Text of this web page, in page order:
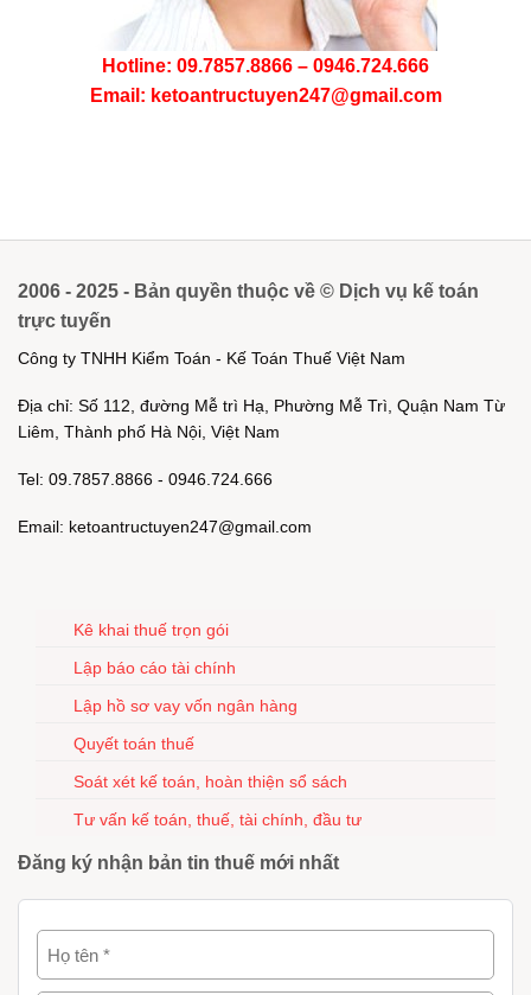
Hotline: 09.7857.8866 – 0946.724.666
Email: ketoantructuyen247@gmail.com
2006 - 2025 - Bản quyền thuộc về © Dịch vụ kế toán
trực tuyến
Công ty TNHH Kiểm Toán - Kế Toán Thuế Việt Nam
Địa chỉ: Số 112, đường Mễ trì Hạ, Phường Mễ Trì, Quận Nam Từ
Liêm, Thành phố Hà Nội, Việt Nam
Tel: 09.7857.8866 - 0946.724.666
Email: ketoantructuyen247@gmail.com
Kê khai thuế trọn gói
Lập báo cáo tài chính
Lập hồ sơ vay vốn ngân hàng
Quyết toán thuế
Soát xét kế toán, hoàn thiện sổ sách
Tư vấn kế toán, thuế, tài chính, đầu tư
Đăng ký nhận bản tin thuế mới nhất